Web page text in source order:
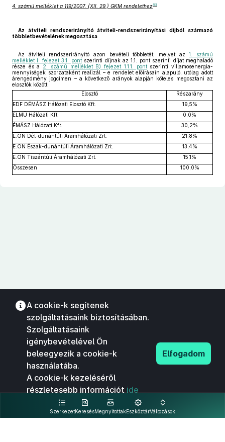
4. számú melléklet a 119/2007. (XII. 29.) GKM rendelethez53
Az átviteli rendszerirányító átviteli-rendszerirányítási díjból származó
többletbevételének megosztása
Az átviteli rendszerirányító azon bevételi többletét, melyet az1. számú
melléklet I. fejezet 3.1. pontszerinti díjnak az 1.1. pont szerinti díjat meghaladó
része és a 2. számú melléklet B) fejezet 1.1.1. pontszerinti villamosenergia-
mennyiségek szorzataként realizál – e rendelet előírásain alapuló, utólag adott
árengedmény jogcímen – a következő arányok alapján köteles megosztani az
elosztók között:
Elosztó
Részarány
EDF DÉMÁSZ Hálózati Elosztó Kft.
19,5%
ELMÜ Hálózati Kft.
0,0%
ÉMÁSZ Hálózati Kft.
30,2%
E.ON Dél-dunántúli Áramhálózati Zrt.
21,8%
E.ON Észak-dunántúli Áramhálózati Zrt.
13,4%
E.ON Tiszántúli Áramhálózati Zrt.
15,1%
Összesen
100,0%
SzerkezetKeresésMegnyitottakEszköztárVáltozások
A cookie-k segítenek
szolgáltatásaink biztosításában.
Szolgáltatásaink
igénybevételével Ön
beleegyezik a cookie-k
használatába.
A cookie-k kezeléséről
részletesebb információt ide
kattintva olvashat.
Elfogadom